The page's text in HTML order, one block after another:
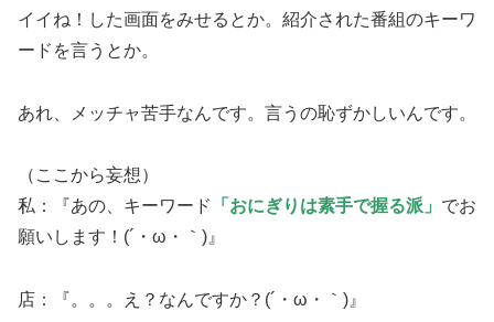
イイね！した画面をみせるとか。紹介された番組のキーワ
ードを言うとか。
あれ、メッチャ苦手なんです。言うの恥ずかしいんです。
（ここから妄想）
私：『あの、キーワード
「おにぎりは素手で握る派」 でお
願いします！(´・ω・｀)』
店：『。。。え？なんですか？(´・ω・｀)』